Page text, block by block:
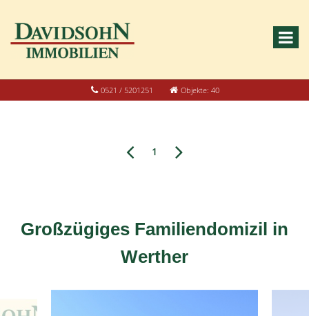
0521 / 5201251 Objekte: 40
1
Großzügiges Familiendomizil in
Werther